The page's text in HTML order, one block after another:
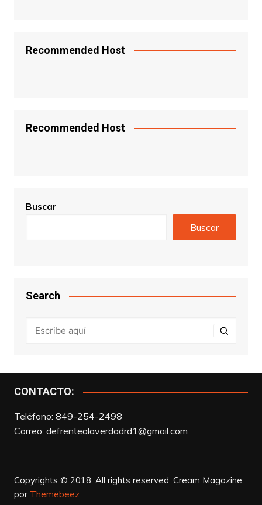
Recommended Host
Recommended Host
Buscar
Buscar
Search
CONTACTO:
Teléfono: 849-254-2498
Correo: defrentealaverdadrd1@gmail.com
Copyrights © 2018. All rights reserved. Cream Magazine
por Themebeez